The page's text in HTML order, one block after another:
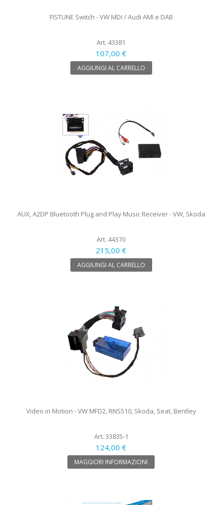
FISTUNE Switch - VW MDI / Audi AMI e DAB
Art. 43381
107,00 €
AGGIUNGI AL CARRELLO
AUX, A2DP Bluetooth Plug and Play Music Receiver - VW, Skoda
Art. 44370
215,00 €
AGGIUNGI AL CARRELLO
Video in Motion - VW MFD2, RNS510, Skoda, Seat, Bentley
Art. 33835-1
124,00 €
MAGGIORI INFORMAZIONI